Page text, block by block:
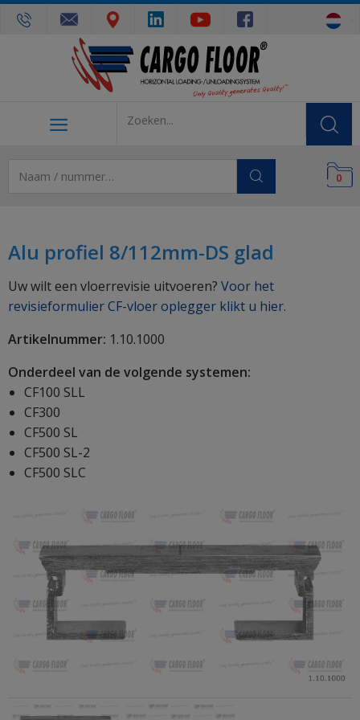
0
Alu profiel 8/112mm-DS glad
Uw wilt een vloerrevisie uitvoeren? Voor het
revisieformulier CF-vloer oplegger klikt u hier.
Artikelnummer: 1.10.1000
Onderdeel van de volgende systemen:
CF100 SLL
CF300
CF500 SL
CF500 SL-2
CF500 SLC